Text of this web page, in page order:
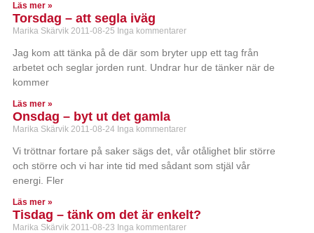
Läs mer »
Torsdag – att segla iväg
Marika Skärvik 2011-08-25 Inga kommentarer
Jag kom att tänka på de där som bryter upp ett tag från
arbetet och seglar jorden runt. Undrar hur de tänker när de
kommer
Läs mer »
Onsdag – byt ut det gamla
Marika Skärvik 2011-08-24 Inga kommentarer
Vi tröttnar fortare på saker sägs det, vår otålighet blir större
och större och vi har inte tid med sådant som stjäl vår
energi. Fler
Läs mer »
Tisdag – tänk om det är enkelt?
Marika Skärvik 2011-08-23 Inga kommentarer